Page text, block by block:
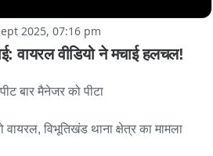
2025, 07:16 pm
वायरल वीडियो ने मचाई हलचल!
बार मैनेजर को पीटा
विभूतिखंड थाना क्षेत्र का मामला